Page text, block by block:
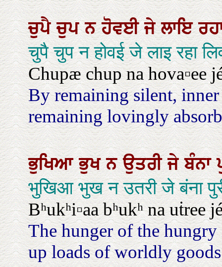
ਚੁਪੈਚੁਪਨਹੋਵਈਜੇਲਾਇ
चुपै चुप न होवई जे लाइ रहा
Chupæ chup na hova▫ee
By remaining silent,
remaining lovingly
ਭੁਖਿਆਭੁਖਨਉਤਰੀਜੇਬੰਨਾ
भुखिआ भुख न उतरी जे बंना
Bʰukʰi▫aa bʰukʰ na uṫree
The hunger of the
up loads of worldly